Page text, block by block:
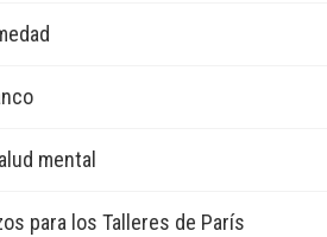
mental
para los Talleres de París